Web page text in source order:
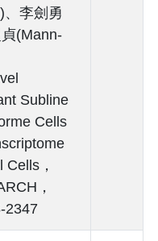
、李劍勇
(Mann-
Subline
Cells
，
，
2347